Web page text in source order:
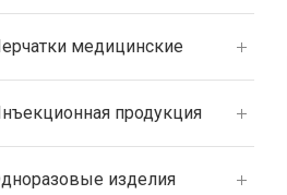
медицинские
продукция
изделия